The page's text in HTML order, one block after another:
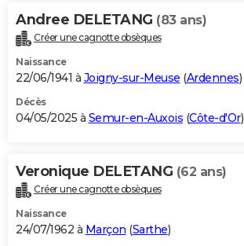
Andree DELETANG (83 ans)
Créer une cagnotte obsèques
Naissance
22/06/1941 à Joigny-sur-Meuse (Ardennes)
Décès
04/05/2025 à Semur-en-Auxois (Côte-d'Or)
Veronique DELETANG (62 ans)
Créer une cagnotte obsèques
Naissance
24/07/1962 à Marçon (Sarthe)